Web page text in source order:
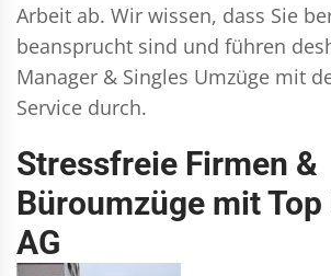
Arbeit ab. Wir wissen, dass Sie
beansprucht sind und führen
Manager & Singles Umzüge mit
Service durch.
Stressfreie Firmen &
Büroumzüge mit Top
AG